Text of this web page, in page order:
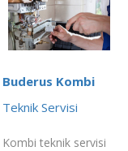
Buderus Kombi
Teknik Servisi
Kombi teknik servisi